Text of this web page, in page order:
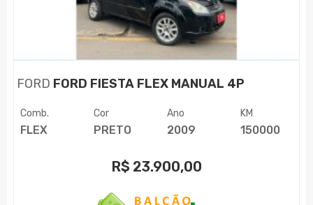
FORD FORD FIESTA FLEX MANUAL 4P
Comb.
FLEX
Cor
PRETO
Ano
2009
KM
150000
R$ 23.900,00